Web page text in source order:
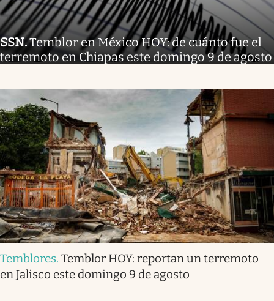
SSN.Temblor en México HOY: de cuánto fue el
terremoto en Chiapas este domingo 9 de agosto
Temblores. Temblor HOY: reportan un terremoto
en Jalisco este domingo 9 de agosto